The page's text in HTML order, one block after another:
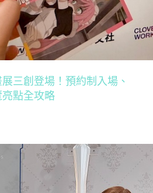
三創登場！預約制入場、
點全攻略